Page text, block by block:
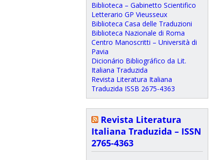
Biblioteca – Gabinetto Scientifico
Letterario GP Vieusseux
Biblioteca Casa delle Traduzioni
Biblioteca Nazionale di Roma
Centro Manoscritti – Università di
Pavia
Dicionário Bibliográfico da Lit.
Italiana Traduzida
Revista Literatura Italiana
Traduzida ISSB 2675-4363
Revista Literatura
Italiana Traduzida – ISSN
2765-4363